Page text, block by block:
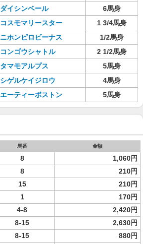
ダイシンベール
6馬身
コスモマリースター
1 3/4馬身
ニホンピロビーナス
1/2馬身
コンゴウシャトル
2 1/2馬身
タマモアルプス
5馬身
シゲルケイジロウ
4馬身
エーティーボストン 5馬身
馬番 金額
8 1,060円
8
210円
15
210円
1
170円
4-8
2,420円
8-15 2,630円
8-15
880円